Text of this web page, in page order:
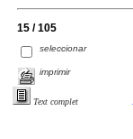
15 / 105
seleccionar
imprimir
Text complet